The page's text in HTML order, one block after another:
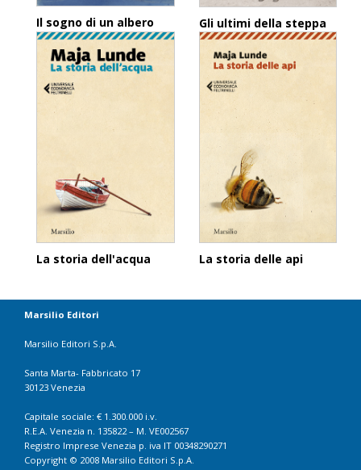
Il sogno di un albero Gli ultimi della steppa
La storia dell'acqua La storia delle api
Marsilio Editori
Marsilio Editori S.p.A.
Santa Marta- Fabbricato 17
30123 Venezia
Capitale sociale: € 1.300.000 i.v.
R.E.A. Venezia n. 135822 – M. VE002567
Registro Imprese Venezia p. iva IT 00348290271
Copyright © 2008 Marsilio Editori S.p.A.